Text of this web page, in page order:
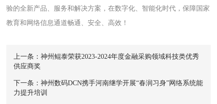
验的全新产品、服务和解决方案，在数字化、智能化时代，保障国家
教育和网络信息通道畅通、安全、高效！
上一条：神州鲲泰荣获2023-2024年度金融采购领域科技类优秀
供应商奖
下一条：神州数码DCN携手河南继学开展“春润习身”网络系统能
力提升培训